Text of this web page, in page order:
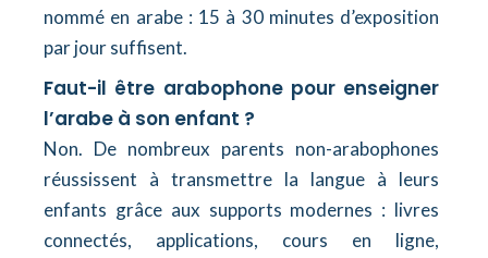
nommé en arabe : 15 à 30 minutes d’exposition
par jour suffisent.
Faut-il être arabophone pour enseigner
l’arabe à son enfant ?
Non. De nombreux parents non-arabophones
réussissent à transmettre la langue à leurs
enfants grâce aux supports modernes : livres
connectés, applications, cours en ligne,